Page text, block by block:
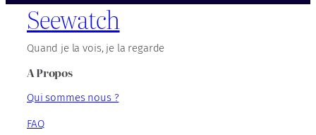
Seewatch
Quand je la vois, je la regarde
A Propos
Qui sommes nous ?
FAQ